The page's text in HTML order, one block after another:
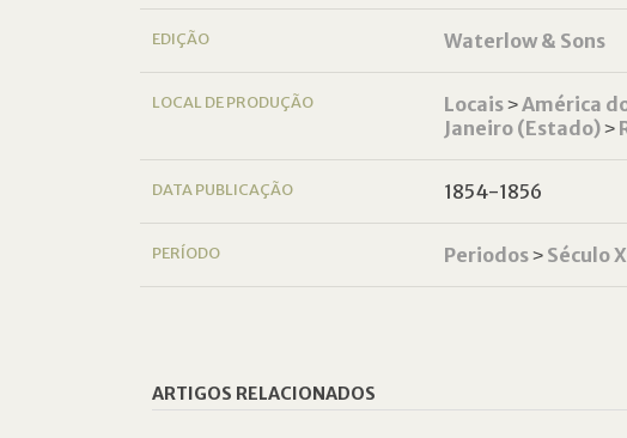
EDIÇÃO Waterlow & Sons
LOCAL DE PRODUÇÃO Locais˃América
Janeiro (Estado)˃
DATA PUBLICAÇÃO 1854-1856
PERÍODO Periodos˃ Século
ARTIGOS RELACIONADOS